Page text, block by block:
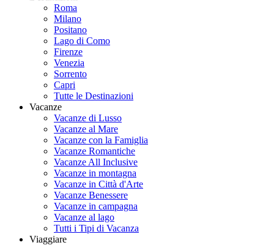
Roma
Milano
Positano
Lago di Como
Firenze
Venezia
Sorrento
Capri
Tutte le Destinazioni
Vacanze
Vacanze di Lusso
Vacanze al Mare
Vacanze con la Famiglia
Vacanze Romantiche
Vacanze All Inclusive
Vacanze in montagna
Vacanze in Città d'Arte
Vacanze Benessere
Vacanze in campagna
Vacanze al lago
Tutti i Tipi di Vacanza
Viaggiare